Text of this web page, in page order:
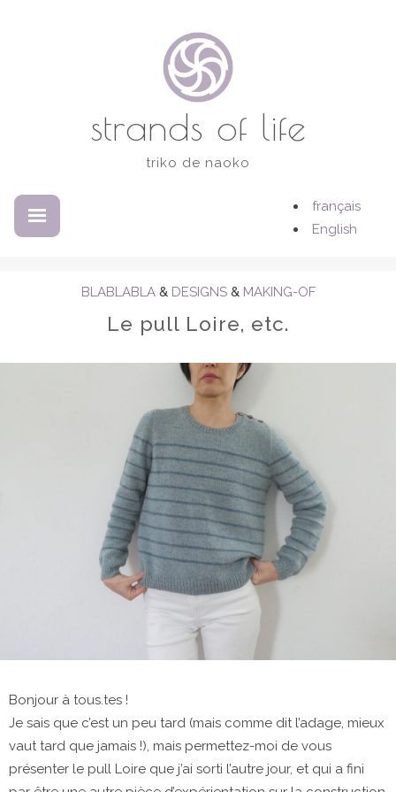
strands of life
triko de naoko
français
English
BLABLABLA& DESIGNS& MAKING-OF
Le pull Loire, etc.
Bonjour à tous.tes !
Je sais que c’est un peu tard (mais comme dit l’adage, mieux
vaut tard que jamais !), mais permettez-moi de vous
présenter le pull Loire que j’ai sorti l’autre jour, et qui a fini